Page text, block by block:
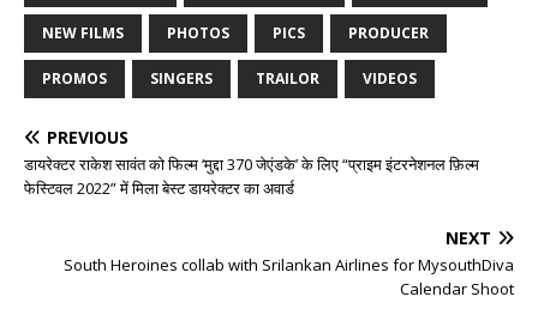
NEW FILMS PHOTOS PICS PRODUCER
PROMOS SINGERS TRAILOR VIDEOS
PREVIOUS
डायरेक्टर राकेश सावंत को फिल्म ‘मुद्दा 370 जेएंडके’ के लिए “प्राइम इंटरनेशनल फ़िल्म
फेस्टिवल 2022” में मिला बेस्ट डायरेक्टर का अवार्ड
NEXT
South Heroines collab with Srilankan Airlines for MysouthDiva
Calendar Shoot